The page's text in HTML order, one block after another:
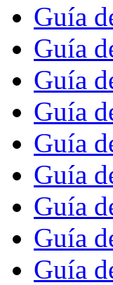
Guía
Guía
Guía
Guía
Guía
Guía
Guía
Guía
Guía